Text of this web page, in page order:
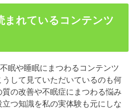
まれているコンテンツ
眠や睡眠にまつわるコンテンツ
して見ていただいているのも何
の改善や不眠症にまつわる悩み
つ知識を私の実体験も元にしな